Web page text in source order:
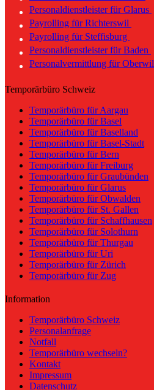
Personaldienstleister für Glarus
Payrolling für Richterswil
Payrolling für Steffisburg
Personaldienstleister für Baden
Personalvermittlung für Oberwil
Temporärbüro Schweiz
Temporärbüro für Aargau
Temporärbüro für Basel
Temporärbüro für Baselland
Temporärbüro für Basel-Stadt
Temporärbüro für Bern
Temporärbüro für Freiburg
Temporärbüro für Graubünden
Temporärbüro für Glarus
Temporärbüro für Obwalden
Temporärbüro für St. Gallen
Temporärbüro für Schaffhausen
Temporärbüro für Solothurn
Temporärbüro für Thurgau
Temporärbüro für Uri
Temporärbüro für Zürich
Temporärbüro für Zug
Information
Temporärbüro Schweiz
Personalanfrage
Notfall
Temporärbüro wechseln?
Kontakt
Impressum
Datenschutz